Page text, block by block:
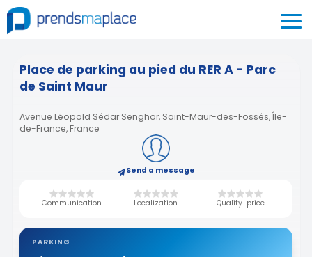
Place de parking au pied du RER A - Parc
de Saint Maur
Avenue Léopold Sédar Senghor, Saint-Maur-des-Fossés, Île-
de-France, France
Send a message
Communication Localization Quality-price
PARKING